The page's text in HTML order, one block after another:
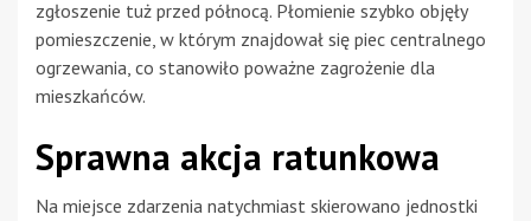
zgłoszenie tuż przed północą. Płomienie szybko objęły
pomieszczenie, w którym znajdował się piec centralnego
ogrzewania, co stanowiło poważne zagrożenie dla
mieszkańców.
Sprawna akcja ratunkowa
Na miejsce zdarzenia natychmiast skierowano jednostki